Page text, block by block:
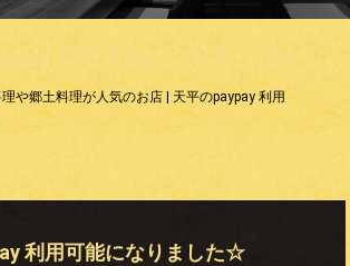
利用可能になりました☆
理や郷土料理が人気のお店 | 天平のpaypay 利用
利用可能になりました☆